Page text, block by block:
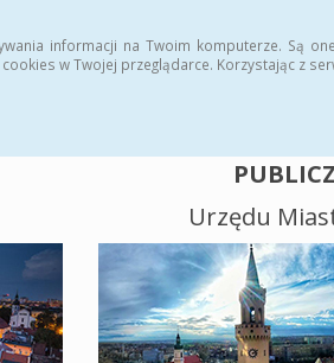
informacji na Twoim komputerze. Są
w Twojej przeglądarce. Korzystając z
Urzędu